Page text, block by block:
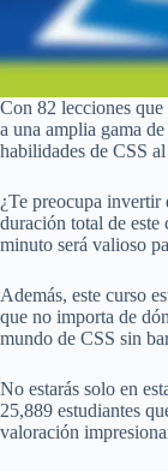
Con 82 lecciones que
a una amplia gama
habilidades de CSS
¿Te preocupa invertir
duración total de este
minuto será valioso
Además, este curso
que no importa de
mundo de CSS sin
No estarás solo en
25,889 estudiantes
valoración